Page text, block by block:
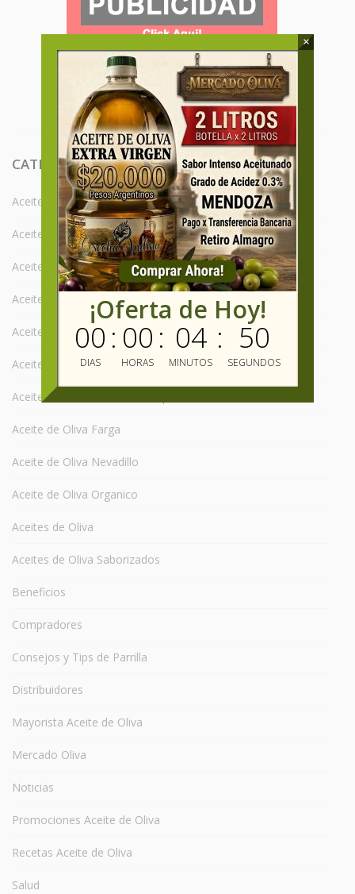
CATEGORIAS
Aceite de Oliva Arauco
Aceite de Oliva Arbequina
Aceite de Oliva Arbosana
Aceite de Oliva Argentina
Aceite de Oliva Blend
Aceite de Oliva Coratina
Aceite de Oliva Cosecha Temprana
Aceite de Oliva Farga
Aceite de Oliva Nevadillo
Aceite de Oliva Organico
Aceites de Oliva
Aceites de Oliva Saborizados
Beneficios
Compradores
Consejos y Tips de Parrilla
Distribuidores
Mayorista Aceite de Oliva
Mercado Oliva
Noticias
Promociones Aceite de Oliva
Recetas Aceite de Oliva
Salud
¡Oferta de Hoy!
00
DIAS
: 00
HORAS
: 04
MINUTOS
: 49
SEGUNDOS
×